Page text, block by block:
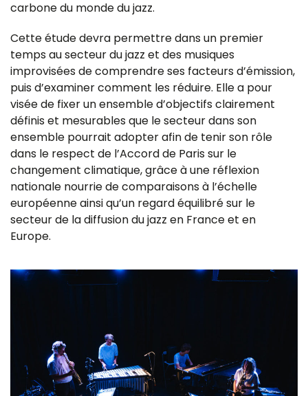
carbone du monde du jazz.
Cette étude devra permettre dans un premier
temps au secteur du jazz et des musiques
improvisées de comprendre ses facteurs d’émission,
puis d’examiner comment les réduire. Elle a pour
visée de fixer un ensemble d’objectifs clairement
définis et mesurables que le secteur dans son
ensemble pourrait adopter afin de tenir son rôle
dans le respect de l’Accord de Paris sur le
changement climatique, grâce à une réflexion
nationale nourrie de comparaisons à l’échelle
européenne ainsi qu’un regard équilibré sur le
secteur de la diffusion du jazz en France et en
Europe.